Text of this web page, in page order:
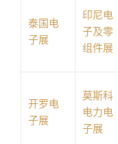
泰国电
子展
印尼电
子及零
组件展
开罗电
子展
莫斯科
电力电
子展